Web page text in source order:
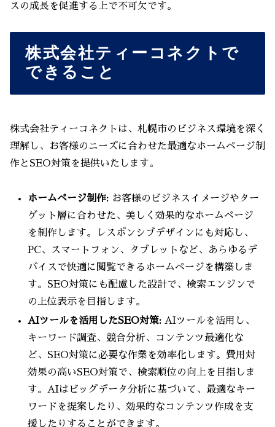
スの成長を促進する上で不可欠です。
株式会社ティーコネクトで
できること
株式会社ティーコネクトは、札幌市のビジネス環境を深く
理解し、お客様のニーズに合わせた最適なホームページ制
作とSEO対策を提供いたします。
ホームページ制作: お客様のビジネスイメージやター
ゲット層に合わせた、美しく効果的なホームページ
を制作します。レスポンシブデザインにも対応し、
PC、スマートフォン、タブレットなど、あらゆるデ
バイスで快適に閲覧できるホームページを構築しま
す。SEO対策にも配慮した設計で、検索エンジンで
の上位表示を目指します。
AIツールを活用したSEO対策: AIツールを活用し、
キーワード調査、競合分析、コンテンツ最適化な
ど、SEO対策に必要な作業を効率化します。費用対
効果の高いSEO対策で、検索順位の向上を目指しま
す。AIはビッグデータ分析に基づいて、最適なキー
ワードを提案したり、効果的なコンテンツ作成を支
援したりすることができます。